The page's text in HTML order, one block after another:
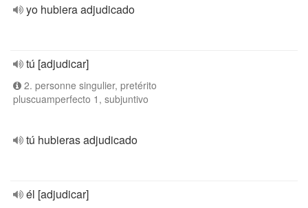
yo hubiera adjudicado
tú [adjudicar]
2. personne singulier, pretérito
pluscuamperfecto 1, subjuntivo
tú hubieras adjudicado
él [adjudicar]